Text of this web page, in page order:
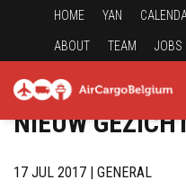
HOME YAN
ABOUT TEAM JOBS
NIEUW
17 JUL 2017 | GENERAL